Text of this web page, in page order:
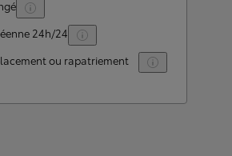
24h/24
ou rapatriement